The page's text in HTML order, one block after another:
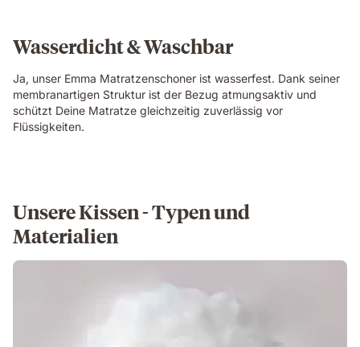
Wasserdicht & Waschbar
Ja, unser Emma Matratzenschoner ist wasserfest. Dank seiner
membranartigen Struktur ist der Bezug atmungsaktiv und
schützt Deine Matratze gleichzeitig zuverlässig vor
Flüssigkeiten.
Unsere Kissen - Typen und
Materialien